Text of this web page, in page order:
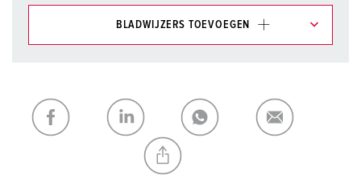
BLADWIJZERS TOEVOEGEN
Mijn lijst TOEVOEGEN
NIEUW LIJST MAKEN